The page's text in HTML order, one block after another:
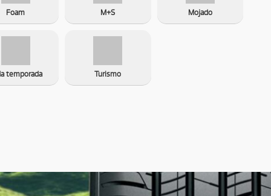
Foam M+S Mojado
temporada Turismo